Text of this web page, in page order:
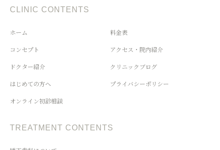
CLINIC CONTENTS
ホーム
コンセプト
ドクター紹介
はじめての方へ
オンライン初診相談
料金表
アクセス・院内紹介
クリニックブログ
プライバシーポリシー
TREATMENT CONTENTS